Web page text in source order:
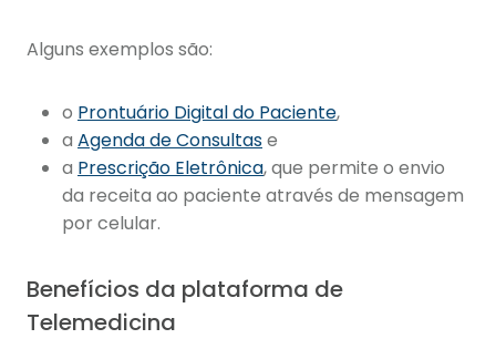
Alguns exemplos são:
o Prontuário Digital do Paciente,
a Agenda de Consultase
a Prescrição Eletrônica, que permite o envio
da receita ao paciente através de mensagem
por celular.
Benefícios da plataforma de
Telemedicina